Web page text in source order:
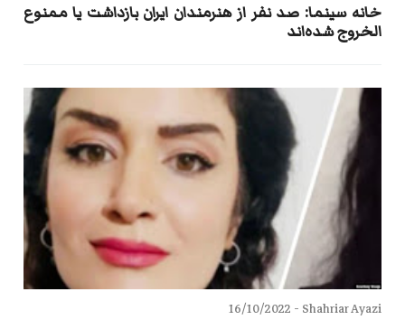
خانه سینما: صد نفر از هنرمندان ایران بازداشت یا ممنوع
الخروج شده‌اند
Shahriar Ayazi -
16/10/2022